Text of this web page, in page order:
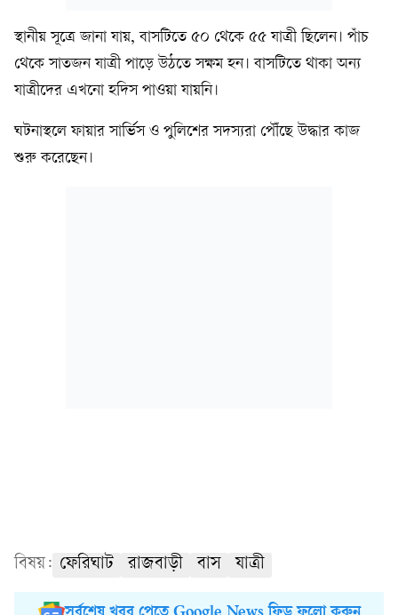
স্থানীয় সূত্রে জানা যায়, বাসটিতে ৫০ থেকে ৫৫ যাত্রী ছিলেন। পাঁচ
থেকে সাতজন যাত্রী পাড়ে উঠতে সক্ষম হন। বাসটিতে থাকা অন্য
যাত্রীদের এখনো হদিস পাওয়া যায়নি।
ঘটনাস্থলে ফায়ার সার্ভিস ও পুলিশের সদস্যরা পৌঁছে উদ্ধার কাজ
শুরু করেছেন।
বিষয়: ফেরিঘাট রাজবাড়ী বাস যাত্রী